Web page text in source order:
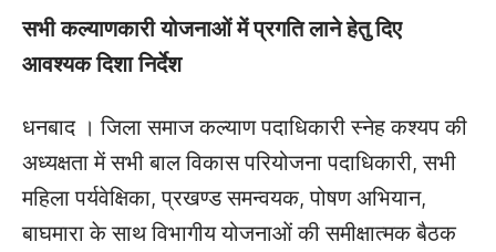
सभी कल्याणकारी योजनाओं में प्रगति लाने हेतु दिए
आवश्यक दिशा निर्देश
धनबाद । जिला समाज कल्याण पदाधिकारी स्नेह कश्यप की
अध्यक्षता में सभी बाल विकास परियोजना पदाधिकारी, सभी
महिला पर्यवेक्षिका, प्रखण्ड समन्वयक, पोषण अभियान,
बाघमारा के साथ विभागीय योजनाओं की समीक्षात्मक बैठक